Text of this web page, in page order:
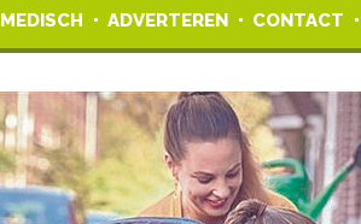
MEDISCH ADVERTEREN CONTACT